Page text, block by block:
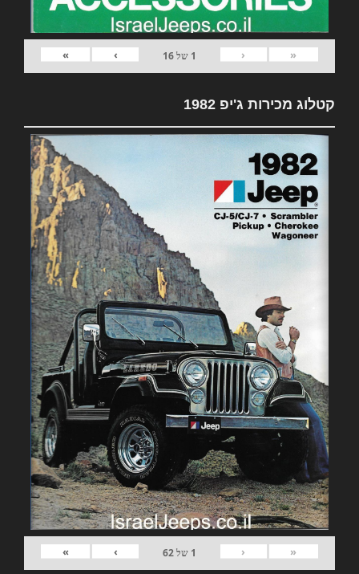
«
‹
1 של16
›
»
קטלוג מכירות ג'יפ 1982
«
‹
1 של62
›
»